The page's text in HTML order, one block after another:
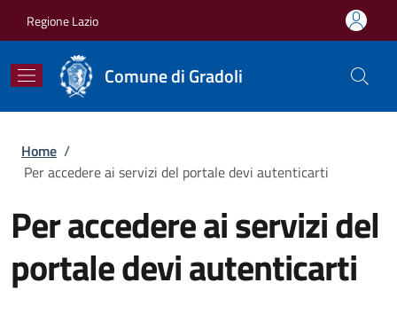
Regione Lazio
Comune di Gradoli
Briciole di pane
Home /
Per accedere ai servizi del portale devi autenticarti
Per accedere ai servizi del
portale devi autenticarti